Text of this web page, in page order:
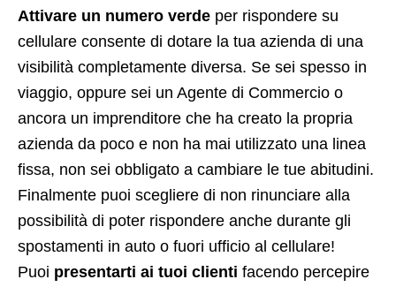
Attivare un numero verde per rispondere su
cellulare consente di dotare la tua azienda di una
visibilità completamente diversa. Se sei spesso in
viaggio, oppure sei un Agente di Commercio o
ancora un imprenditore che ha creato la propria
azienda da poco e non ha mai utilizzato una linea
fissa, non sei obbligato a cambiare le tue abitudini.
Finalmente puoi scegliere di non rinunciare alla
possibilità di poter rispondere anche durante gli
spostamenti in auto o fuori ufficio al cellulare!
Puoi presentarti ai tuoi clienti facendo percepire